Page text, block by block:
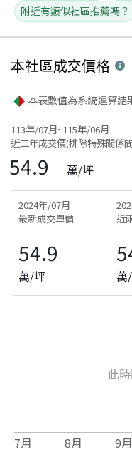
附近有類似社區推薦嗎？
本社區成交價格
本表數值為系統運算結
113年/07月~115年/06月
近二年成交價(排除特殊關係
54.9 萬/坪
2024年/07月
最新成交單價
54.9
萬/坪
近
萬
此
7月 8月 9月